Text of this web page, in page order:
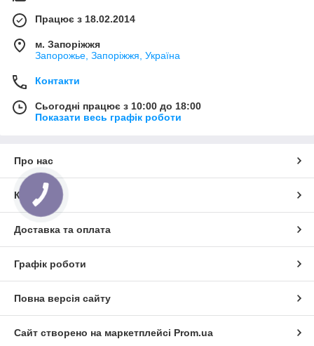
Працює з 18.02.2014
м. Запоріжжя
Запорожье, Запоріжжя, Україна
Контакти
Сьогодні працює з 10:00 до 18:00
Показати весь графік роботи
Про нас
Контакти
Доставка та оплата
Графік роботи
Повна версія сайту
Сайт створено на маркетплейсі Prom.ua
КНОПКА
ЗВ'ЯЗКУ